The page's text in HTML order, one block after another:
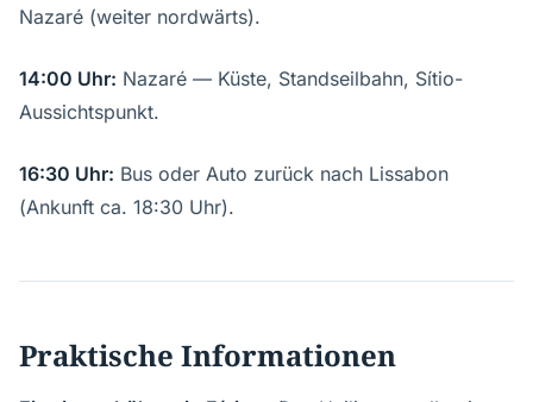
Nazaré (weiter nordwärts).
14:00 Uhr: Nazaré — Küste, Standseilbahn, Sítio-
Aussichtspunkt.
16:30 Uhr: Bus oder Auto zurück nach Lissabon
(Ankunft ca. 18:30 Uhr).
Praktische Informationen